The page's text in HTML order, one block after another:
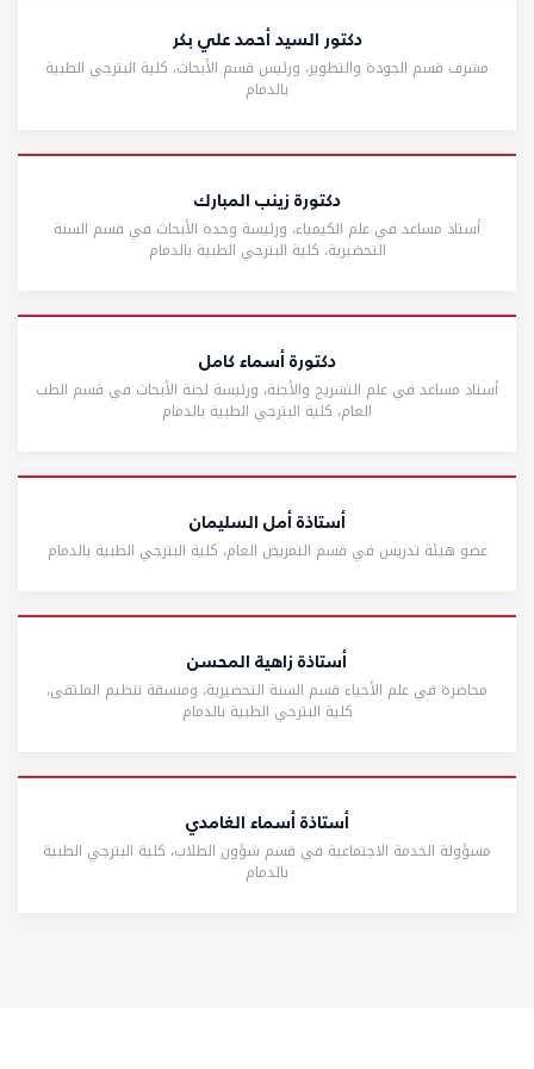
دكتور السيد أحمد علي بكر
مشرف قسم الجودة والتطوير، ورئيس قسم الأبحاث، كلية البترجي الطبية
بالدمام
دكتورة زينب المبارك
أستاذ مساعد في علم الكيمياء، ورئيسة وحدة الأبحاث في قسم السنة
التحضيرية، كلية البترجي الطبية بالدمام
دكتورة أسماء كامل
أستاذ مساعد في علم التشريح والأجنة، ورئيسة لجنة الأبحاث في قسم الطب
العام، كلية البترجي الطبية بالدمام
أستاذة أمل السليمان
عضو هيئة تدريس في قسم التمريض العام، كلية البترجي الطبية بالدمام
أستاذة زاهية المحسن
محاضرة في علم الأحياء قسم السنة التحضيرية، ومنسقة تنظيم الملتقى،
كلية البترجي الطبية بالدمام
أستاذة أسماء الغامدي
مسؤولة الخدمة الاجتماعية في قسم شؤون الطلاب، كلية البترجي الطبية
بالدمام